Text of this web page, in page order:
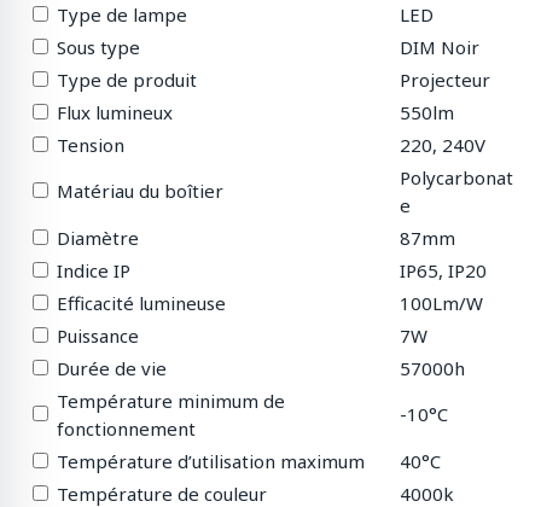
Type de lampe
LED
Sous type
DIM Noir
Type de produit
Projecteur
Flux lumineux
550lm
Tension
220, 240V
Matériau du boîtier
Polycarbonat
e
Diamètre
87mm
Indice IP
IP65, IP20
Efficacité lumineuse
100Lm/W
Puissance
7W
Durée de vie
57000h
Température minimum de
fonctionnement
-10°C
Température d’utilisation maximum
40°C
Température de couleur
4000k